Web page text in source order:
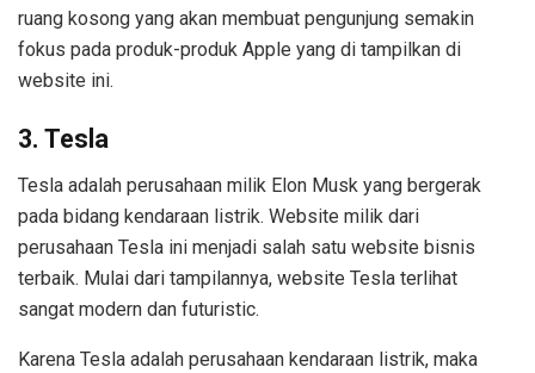
ruang kosong yang akan membuat pengunjung semakin
fokus pada produk-produk Apple yang di tampilkan di
website ini.
3. Tesla
Tesla adalah perusahaan milik Elon Musk yang bergerak
pada bidang kendaraan listrik. Website milik dari
perusahaan Tesla ini menjadi salah satu website bisnis
terbaik. Mulai dari tampilannya, website Tesla terlihat
sangat modern dan futuristic.
Karena Tesla adalah perusahaan kendaraan listrik, maka